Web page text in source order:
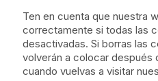
Ten en cuenta que nuestra
correctamente si todas las
desactivadas. Si borras las
volverán a colocar después
cuando vuelvas a visitar